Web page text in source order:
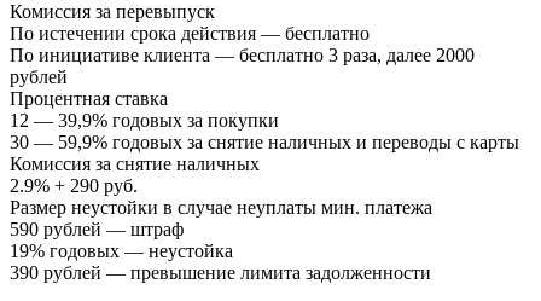
Комиссия за перевыпуск
По истечении срока действия — бесплатно
По инициативе клиента — бесплатно 3 раза, далее 2000
рублей
Процентная ставка
12 — 39,9% годовых за покупки
30 — 59,9% годовых за снятие наличных и переводы с карты
Комиссия за снятие наличных
2.9% + 290 руб.
Размер неустойки в случае неуплаты мин. платежа
590 рублей — штраф
19% годовых — неустойка
390 рублей — превышение лимита задолженности